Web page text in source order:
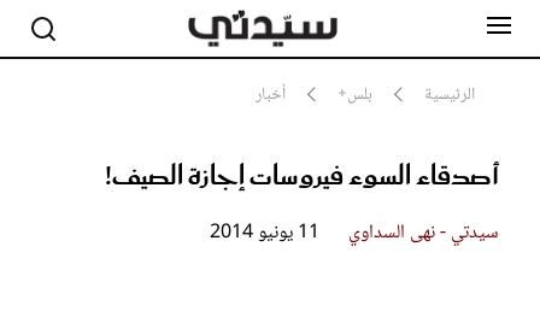
الرئيسية بلس+ أخبار
أصدقاء السوء فيروسات إجازة الصيف!
سيدتي - نهى السداوي 11 يونيو 2014
مشاهير
جمال
صحة ورشاقة